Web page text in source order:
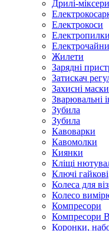
Дрилі-міксери
Електрокоси
Електропилки
Жилети
Зарядні
Затискач
Захисні маски
Зварювальні
Зубила
Зубила
Кавоварки
Кавомолки
Киянки
Кліщі
Ключі гайкові
Колеса для
Колесо
Компресори
Компресори
Коронки,